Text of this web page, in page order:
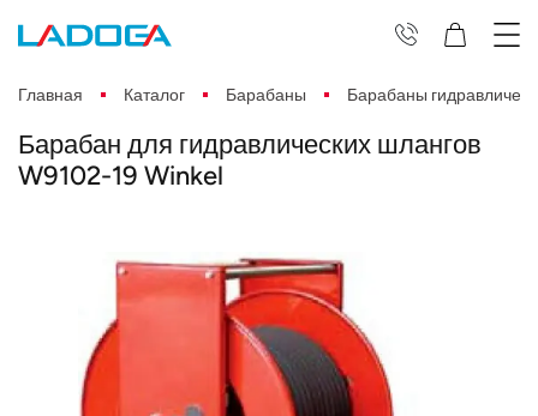
Главная Каталог Барабаны Барабаны
Барабан для гидравлических шлангов
W9102-19 Winkel